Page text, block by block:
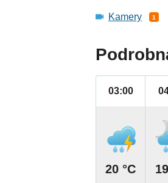
Kamery 1
03:00
20 °C